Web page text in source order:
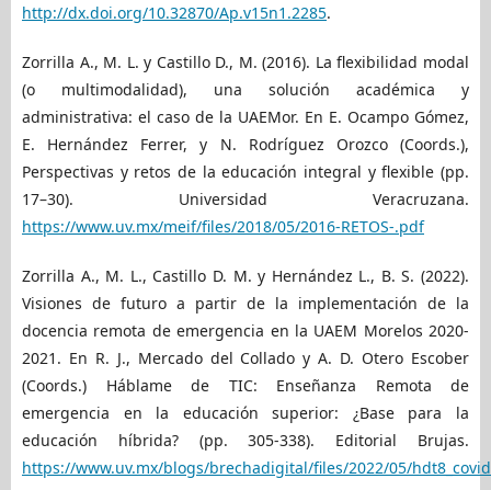
http://dx.doi.org/10.32870/Ap.v15n1.2285.
Zorrilla A., M. L. y Castillo D., M. (2016). La flexibilidad modal
(o multimodalidad), una solución académica y
administrativa: el caso de la UAEMor. En E. Ocampo Gómez,
E. Hernández Ferrer, y N. Rodríguez Orozco (Coords.),
Perspectivas y retos de la educación integral y flexible (pp.
17–30). Universidad Veracruzana.
https://www.uv.mx/meif/files/2018/05/2016-RETOS-.pdf
Zorrilla A., M. L., Castillo D. M. y Hernández L., B. S. (2022).
Visiones de futuro a partir de la implementación de la
docencia remota de emergencia en la UAEM Morelos 2020-
2021. En R. J., Mercado del Collado y A. D. Otero Escober
(Coords.) Háblame de TIC: Enseñanza Remota de
emergencia en la educación superior: ¿Base para la
educación híbrida? (pp. 305-338). Editorial Brujas.
https://www.uv.mx/blogs/brechadigital/files/2022/05/